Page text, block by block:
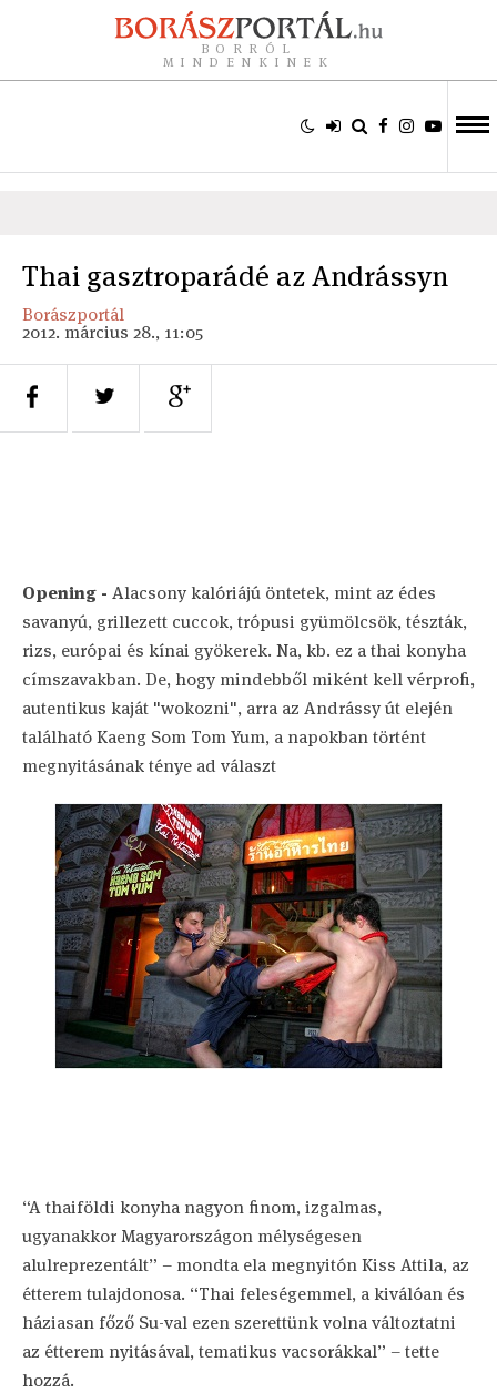
BORRÓL
MINDENKINEK
Thai gasztroparádé az Andrássyn
Borászportál
2012. március 28., 11:05
Opening - Alacsony kalóriájú öntetek, mint az édes
savanyú, grillezett cuccok, trópusi gyümölcsök, tészták,
rizs, európai és kínai gyökerek. Na, kb. ez a thai konyha
címszavakban. De, hogy mindebből miként kell vérprofi,
autentikus kaját "wokozni", arra az Andrássy út elején
található Kaeng Som Tom Yum, a napokban történt
megnyitásának ténye ad választ
“A thaiföldi konyha nagyon finom, izgalmas,
ugyanakkor Magyarországon mélységesen
alulreprezentált” – mondta ela megnyitón Kiss Attila, az
étterem tulajdonosa. “Thai feleségemmel, a kiválóan és
háziasan főző Su-val ezen szerettünk volna változtatni
az étterem nyitásával, tematikus vacsorákkal” – tette
hozzá.